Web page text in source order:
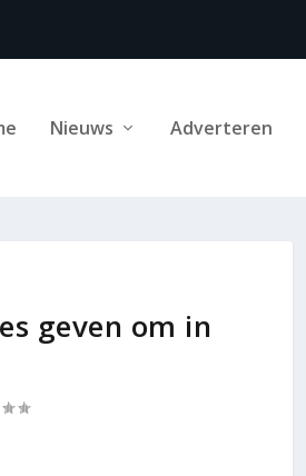
Nieuws Adverteren
geven om in